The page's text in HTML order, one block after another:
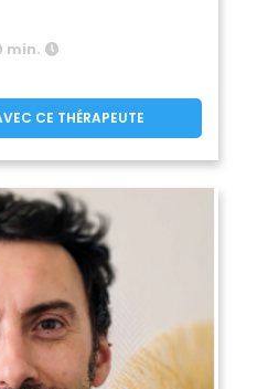
min.
CE THÉRAPEUTE